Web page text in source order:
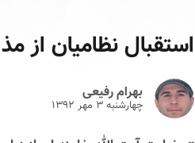
استقبال نظامیان از
بهرام رفیعی
چهارشنبه ۳ مهر ۱۳۹۲